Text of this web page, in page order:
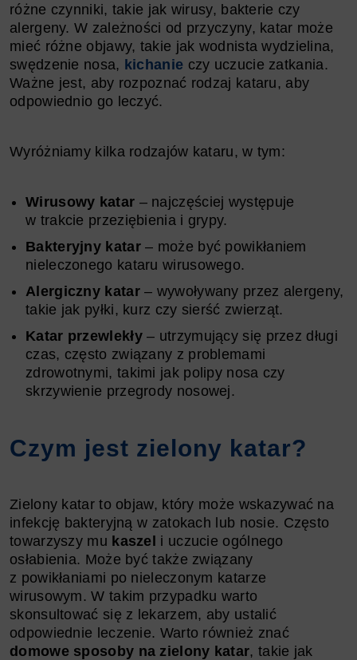
różne czynniki, takie jak wirusy, bakterie czy
alergeny. W zależności od przyczyny, katar może
mieć różne objawy, takie jak wodnista wydzielina,
swędzenie nosa, kichanie czy uczucie zatkania.
Ważne jest, aby rozpoznać rodzaj kataru, aby
odpowiednio go leczyć.
Wyróżniamy kilka rodzajów kataru, w tym:
Wirusowy katar – najczęściej występuje
w trakcie przeziębienia i grypy.
Bakteryjny katar– może być powikłaniem
nieleczonego kataru wirusowego.
Alergiczny katar– wywoływany przez alergeny,
takie jak pyłki, kurz czy sierść zwierząt.
Katar przewlekły– utrzymujący się przez długi
czas, często związany z problemami
zdrowotnymi, takimi jak polipy nosa czy
skrzywienie przegrody nosowej.
Czym jest zielony katar?
Zielony katar to objaw, który może wskazywać na
infekcję bakteryjną w zatokach lub nosie. Często
towarzyszy mu kaszel i uczucie ogólnego
osłabienia. Może być także związany
z powikłaniami po nieleczonym katarze
wirusowym. W takim przypadku warto
skonsultować się z lekarzem, aby ustalić
odpowiednie leczenie. Warto również znać
domowe sposoby na zielony katar, takie jak